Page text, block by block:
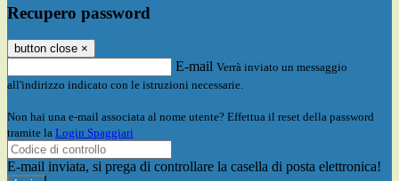
Recupero password
button close ×
E-mail Verrà inviato un messaggio
all'indirizzo indicato con le istruzioni necessarie.
Non hai una e-mail associata al nome utente? Effettua il reset della password
tramite la Login Spaggiari
E-mail inviata, si prega di controllare la casella di posta elettronica!